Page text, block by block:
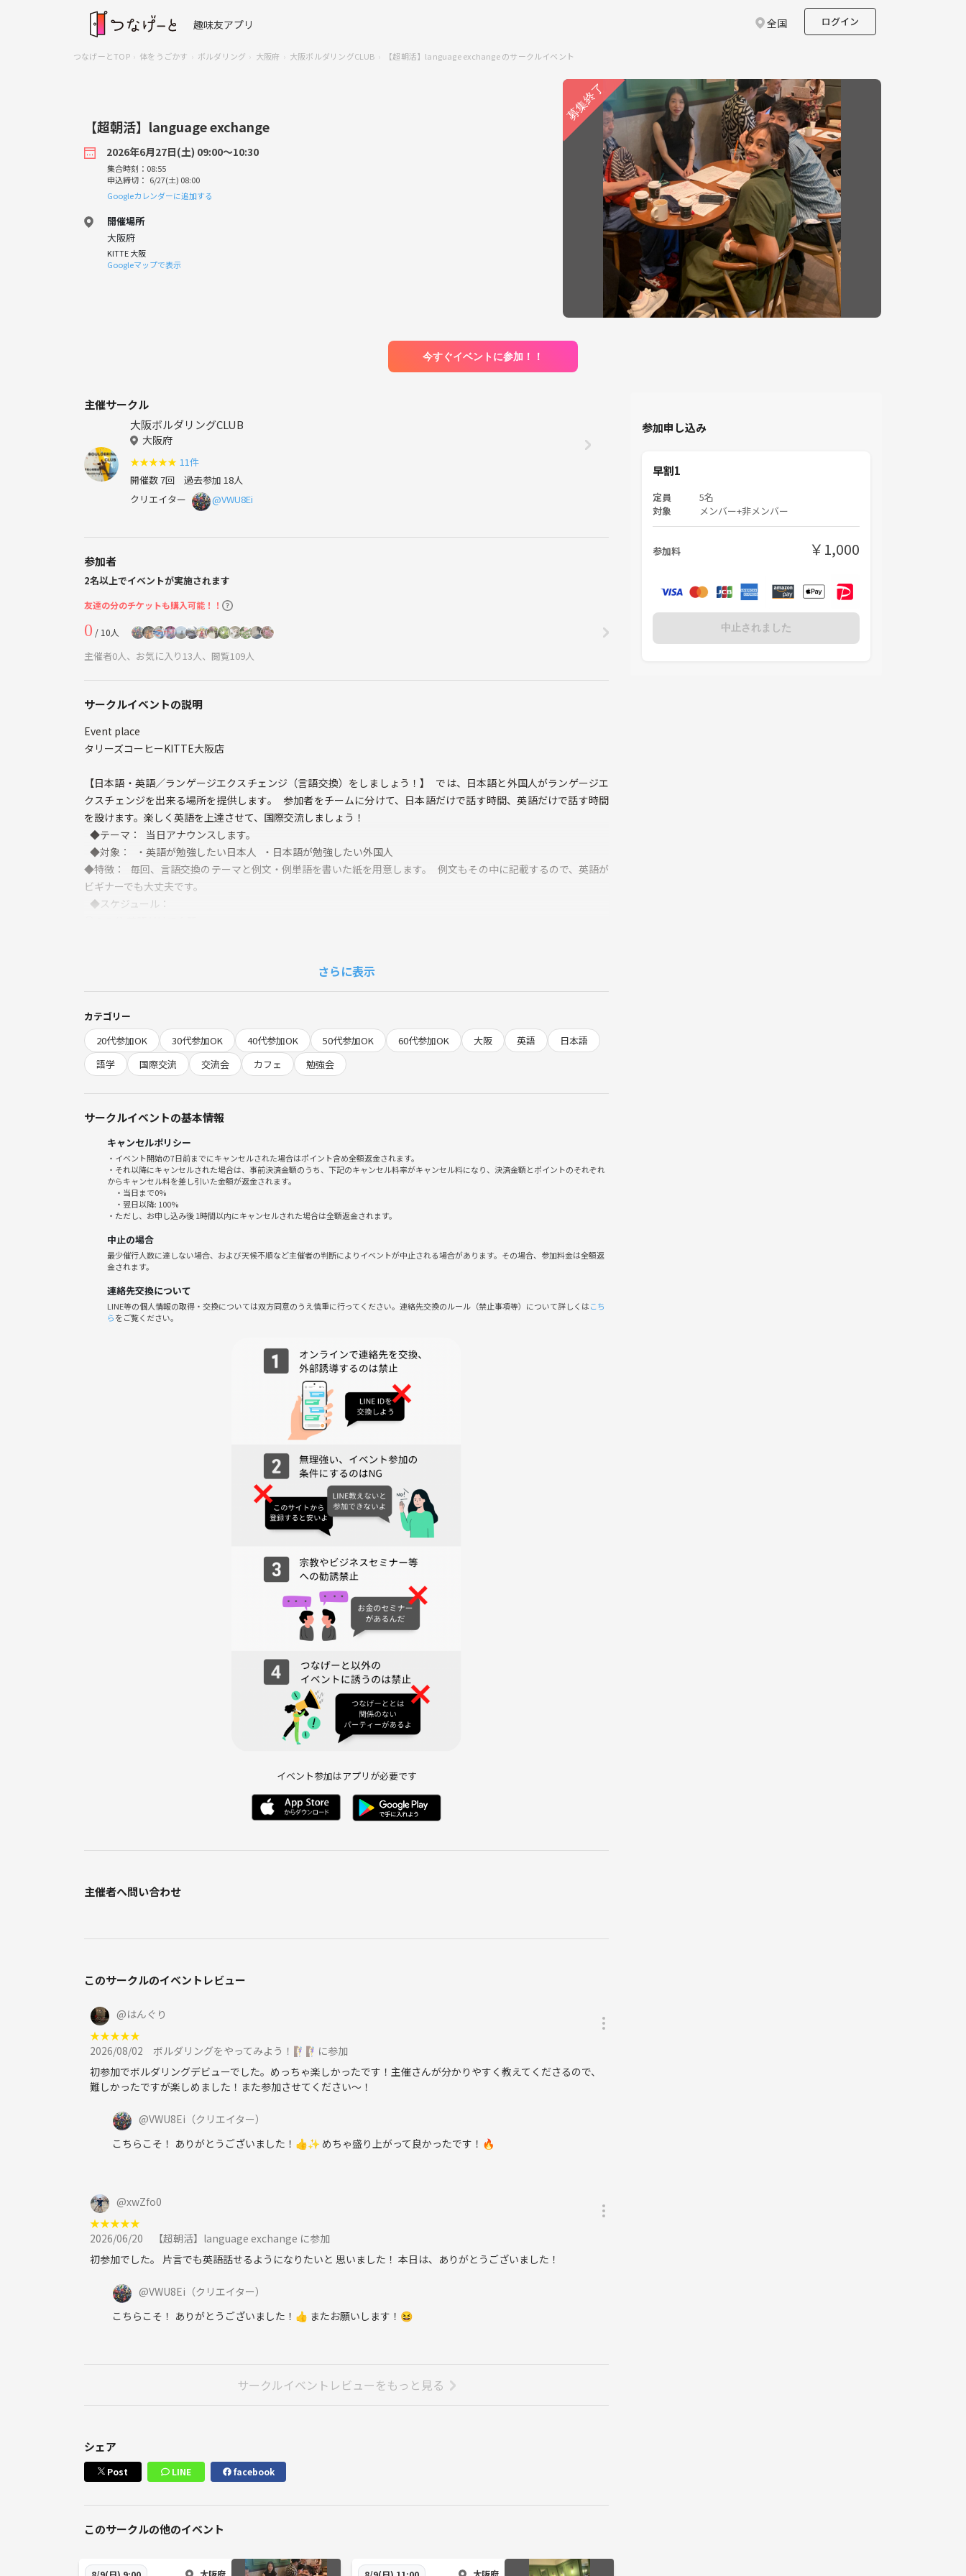
趣味友アプリ 全国 ログイン
つなげーとTOP 体をうごかす ボルダリング 大阪府 大阪ボルダリングCLUB 【超朝活】language exchange のサークルイベント
【超朝活】language exchange
2026年6月27日(土) 09:00〜10:30
集合時刻：08:55
申込締切： 6/27(土) 08:00
Googleカレンダーに追加する
開催場所
大阪府
KITTE 大阪
Googleマップで表示
今すぐイベントに参加！！
主催サークル
大阪ボルダリングCLUB
大阪府
★★★★★ 11件
開催数 7回 過去参加 18人
クリエイター
@VWU8Ei
参加者
2名以上でイベントが実施されます
友達の分のチケットも購入可能！！
0 / 10人
主催者0人、お気に入り13人、閲覧109人
サークルイベントの説明
Event place
タリーズコーヒーKITTE大阪店
【日本語・英語／ランゲージエクスチェンジ（言語交換）をしましょう！】 では、日本語と外国人がランゲージエ
クスチェンジを出来る場所を提供します。 参加者をチームに分けて、日本語だけで話す時間、英語だけで話す時間
を設けます。楽しく英語を上達させて、国際交流しましょう！
◆テーマ： 当日アナウンスします。
◆対象： ・英語が勉強したい日本人 ・日本語が勉強したい外国人
◆特徴： 毎回、言語交換のテーマと例文・例単語を書いた紙を用意します。 例文もその中に記載するので、英語が
ビギナーでも大丈夫です。
◆スケジュール：
⑤２０分 日本語だけで会話
◆場所 大阪府大阪市北区梅田3-2-2 KITTE大阪 B1F タリーズコーヒー
さらに表示
カテゴリー
20代参加OK
30代参加OK 40代参加OK 50代参加OK 60代参加OK 大阪 英語
日本語
語学
国際交流 交流会 カフェ 勉強会
サークルイベントの基本情報
キャンセルポリシー
・イベント開始の7日前までにキャンセルされた場合はポイント含め全額返金されます。
・それ以降にキャンセルされた場合は、事前決済金額のうち、下記のキャンセル料率がキャンセル料になり、決済金額とポイントのそれぞれ
からキャンセル料を差し引いた金額が返金されます。
・当日まで0%
・翌日以降: 100%
・ただし、お申し込み後 1時間以内にキャンセルされた場合は全額返金されます。
中止の場合
最少催行人数に達しない場合、および天候不順など主催者の判断によりイベントが中止される場合があります。その場合、参加料金は全額返
金されます。
連絡先交換について
LINE等の個人情報の取得・交換については双方同意のうえ慎重に行ってください。連絡先交換のルール（禁止事項等）について詳しくはこち
らをご覧ください。
イベント参加はアプリが必要です
主催者へ問い合わせ
このサークルのイベントレビュー
@はんぐり
★★★★★
2026/08/02
ボルダリングをやってみよう！🧗‍♀️🧗‍♀️に参加
初参加でボルダリングデビューでした。めっちゃ楽しかったです！主催さんが分かりやすく教えてくださるので、
難しかったですが楽しめました！また参加させてください〜！
@VWU8Ei （クリエイター）
こちらこそ！ ありがとうございました！👍✨ めちゃ盛り上がって良かったです！🔥
@xwZfo0
★★★★★
2026/06/20
【超朝活】language exchange に参加
初参加でした。 片言でも英語話せるようになりたいと 思いました！ 本日は、ありがとうございました！
@VWU8Ei （クリエイター）
こちらこそ！ ありがとうございました！👍 またお願いします！😆
サークルイベントレビューをもっと見る
シェア
Post LINE facebook
このサークルの他のイベント
参加申し込み
早割1
定員 5名
対象 メンバー+非メンバー
参加料 ￥1,000
中止されました